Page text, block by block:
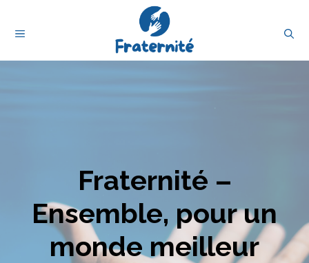
MENU
Fraternité –
Ensemble, pour un
monde meilleur